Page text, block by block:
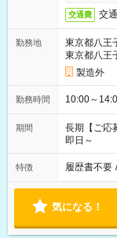
交通費 交
勤務地
東京都八王
東京都八
製造外
勤務時間
期間
長期【ご応
即日～
特徴 履歴書不要 /
気になる！